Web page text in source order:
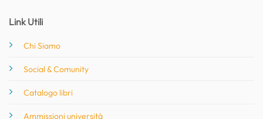
Link Utili
Chi Siamo
Social & Comunity
Catalogo libri
Ammissioni università